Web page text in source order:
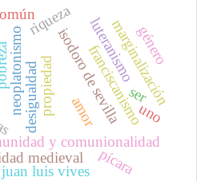
desigualdad
y comunionalidad
isodoro de sevilla
medieval
propiedad franciscanismo
luteranismo
amor
marginalización
neoplatonismo
pícara
riqueza
ser
uno
juan luis vives
género